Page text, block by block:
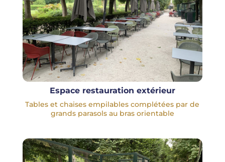
Espace restauration extérieur
Tables et chaises empilables complétées par de
grands parasols au bras orientable